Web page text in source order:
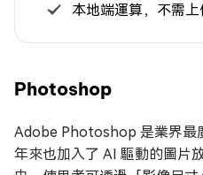
本地端運算，不需上
Photoshop
Adobe Photoshop 是業界最
年來也加入了 AI 驅動的圖片